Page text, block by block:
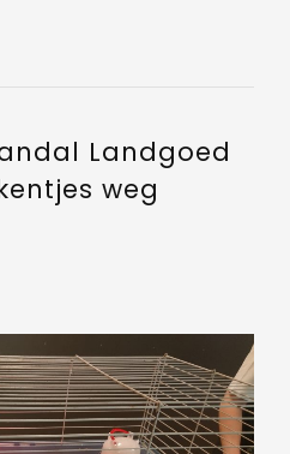
Landgoed
weg